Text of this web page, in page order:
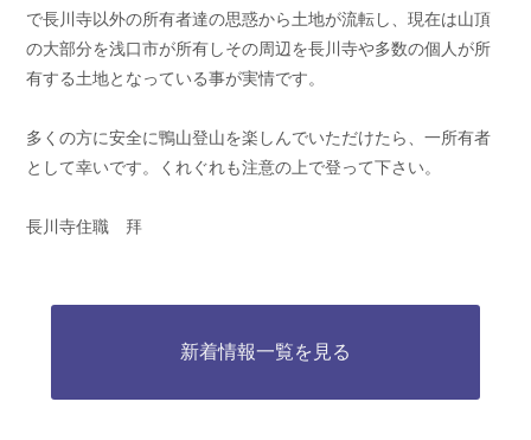
で長川寺以外の所有者達の思惑から土地が流転し、現在は山頂
の大部分を浅口市が所有しその周辺を長川寺や多数の個人が所
有する土地となっている事が実情です。
多くの方に安全に鴨山登山を楽しんでいただけたら、一所有者
として幸いです。くれぐれも注意の上で登って下さい。
長川寺住職 拜
新着情報一覧を見る